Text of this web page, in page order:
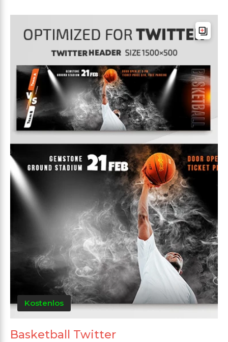
Kostenlos
Basketball Twitter